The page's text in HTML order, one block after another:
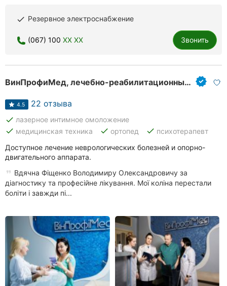
done Резервное электроснабжение
(067) 100 XX XX Звонить
ВинПрофиМед, лечебно-реабилитационный центр
4.5 22 отзыва
done лазерное интимное омоложение
done медицинская техника done ортопед done психотерапевт
Доступное лечение неврологических болезней и опорно-
двигательного аппарата.
Вдячна Фіщенко Володимиру Олександровичу за
діагностику та професійне лікування. Мої коліна перестали
боліти і завжди пі...